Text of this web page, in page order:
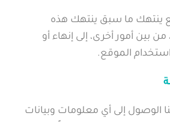
ينتهك ما سبق ينتهك هذه
بين أمور أخرى، إلى إنهاء أو
الموقع.
الوصول إلى أي معلومات وبيانات